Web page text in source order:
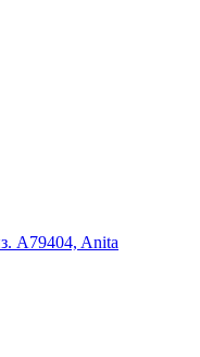
A79404, Anita